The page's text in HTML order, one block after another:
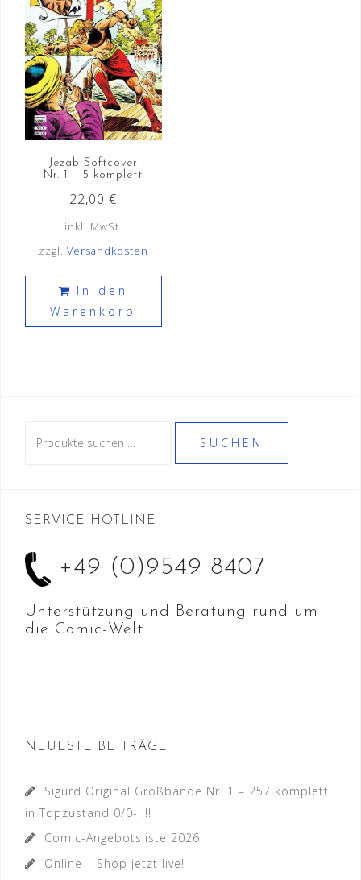
auf
der
Produktseite
gewählt
werden
Jezab Softcover
Nr. 1 – 5 komplett
22,00€
inkl. MwSt.
zzgl. Versandkosten
In den
Warenkorb
nach:
SUCHEN
SERVICE-HOTLINE
+49 (0)9549 8407
Unterstützung und Beratung rund um
die Comic-Welt
NEUESTE BEITRÄGE
Sigurd Original Großbände Nr. 1 – 257 komplett
in Topzustand 0/0- !!!
Comic-Angebotsliste 2026
Online – Shop jetzt live!